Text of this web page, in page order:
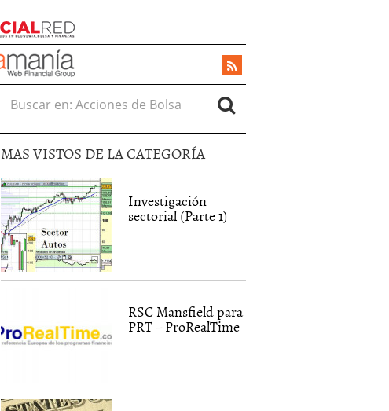
Buscar en:
MAS VISTOS DE LA CATEGORÍA
Investigación
sectorial (Parte 1)
RSC Mansfield para
PRT – ProRealTime